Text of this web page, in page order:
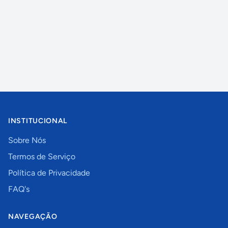
INSTITUCIONAL
Sobre Nós
Termos de Serviço
Política de Privacidade
FAQ's
NAVEGAÇÃO